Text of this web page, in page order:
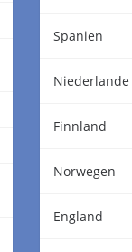
Spanien
Niederlande
Finnland
Norwegen
England